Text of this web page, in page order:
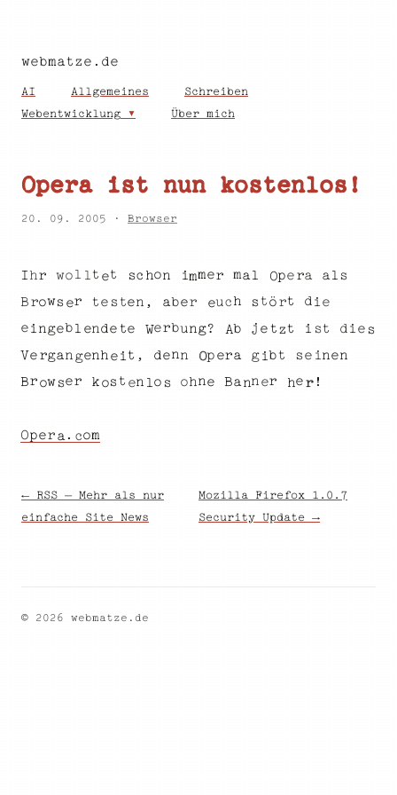
webmatze.de
AI Allgemeines Schreiben
Webentwicklung Über mich
Opera ist nun kostenlos!
20. 09. 2005 · Browser
I hr wo l l t et sc hon immer mal Ope ra al s
B rows er te s ten , aber euc h s t ö rt d i e
e i nge b l ende te Wer bung? Ab j e tz t i st d i e s
V e rgan genh e i t , denn Op era g i b t se inen
Br ow ser k os t en lo s ohne Bann er he r!
Oper a . com
← RSS – Mehr als nur
einfache Site News
Mozilla Firefox 1.0.7
Security Update →
© 2026 webmatze.de